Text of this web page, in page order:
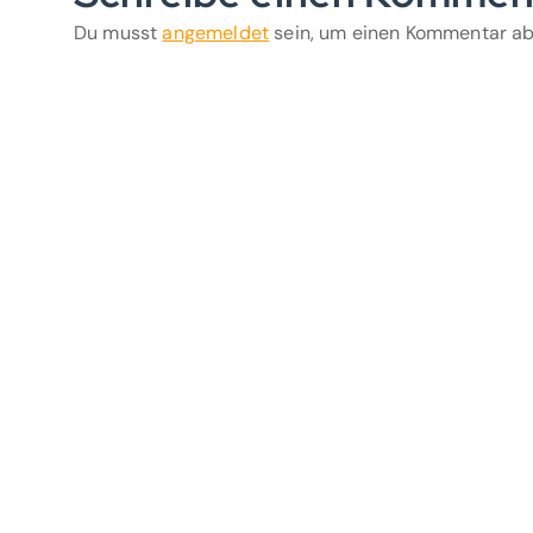
Du musstangemeldet sein, um einen Kommentar